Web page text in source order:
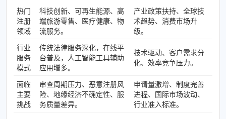
热门
注册
领域
科技创新、可再生能源、高
端旅游零售、医疗健康、物
流服务。
产业政策扶持、全球技
术趋势、消费市场升
级。
行业
服务
模式
传统法律服务深化，在线平
台普及，人工智能工具辅助
应用增多。
技术驱动、客户需求分
化、效率竞争压力。
面临
主要
挑战
审查周期压力、恶意注册风
险、地缘经济不确定性、服
务质量差异。
申请量激增、制度完善
进程、国际市场波动、
行业准入标准。